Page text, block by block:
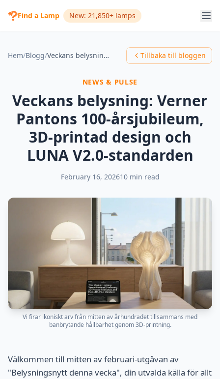
Find a Lamp New: 21,850+ lamps
Hem/Blogg/ Veckans belysning: Verner Pantons 100-årsjubileum, 3D-printad design och LUNA V2.0-standarden Tillbaka till bloggen
NEWS & PULSE
Veckans belysning: Verner
Pantons 100-årsjubileum,
3D-printad design och
LUNA V2.0-standarden
February 16, 202610 min read
Vi firar ikoniskt arv från mitten av århundradet tillsammans med
banbrytande hållbarhet genom 3D-printning.
Välkommen till mitten av februari-utgåvan av
"Belysningsnytt denna vecka", din utvalda källa för allt